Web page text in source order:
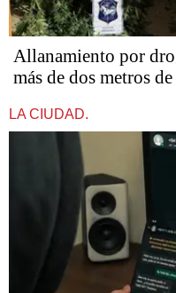
Allanamiento por
más de dos metros
LA CIUDAD.